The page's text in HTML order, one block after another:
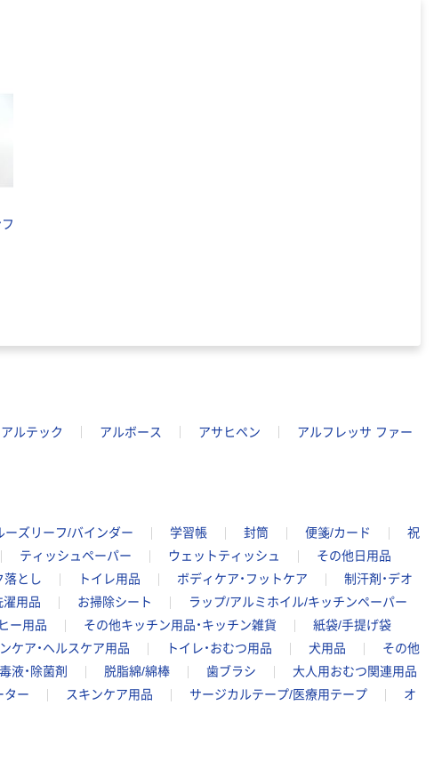
アルテック アルボース アサヒペン
アルフレッサ ファー
ーズリーフ/バインダー 学習帳 封筒 便箋/カード
祝
ティッシュペーパー ウェットティッシュ
その他日用品
落とし トイレ用品 ボディケア・フットケア
制汗剤・デオ
濯用品 お掃除シート
ラップ/アルミホイル/キッチンペーパー
ー用品 その他キッチン用品・キッチン雑貨
紙袋/手提げ袋
ケア・ヘルスケア用品 トイレ・おむつ用品 犬用品
その他
液・除菌剤 脱脂綿/綿棒 歯ブラシ
大人用おむつ関連用品
ター スキンケア用品 サージカルテープ/医療用テープ
オ